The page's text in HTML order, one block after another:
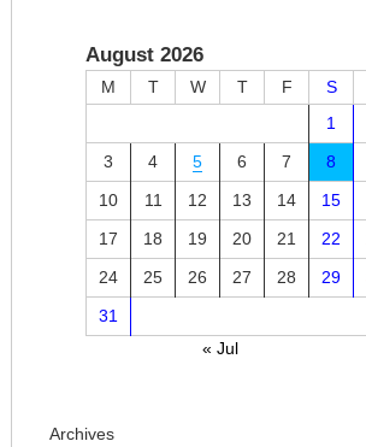
August 2026
M T W T F S
1
3
4 5 6 7 8
10
11 12 13 14 15
17
18 19 20 21 22
24
25 26 27 28 29
31
« Jul
Archives